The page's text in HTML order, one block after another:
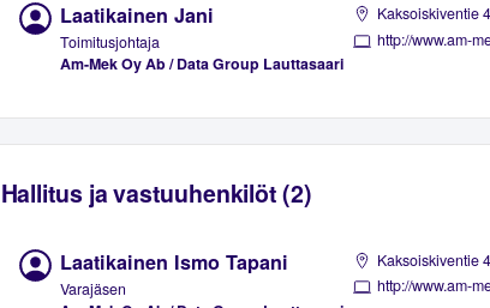
Laatikainen Jani
Toimitusjohtaja
Am-Mek Oy Ab / Data Group Lauttasaari
Kaksoiskiventie
http://www.am-
Hallitus ja vastuuhenkilöt (2)
Laatikainen Ismo Tapani
Varajäsen
Kaksoiskiventie
http://www.am-